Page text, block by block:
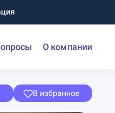
О компании
В избранное